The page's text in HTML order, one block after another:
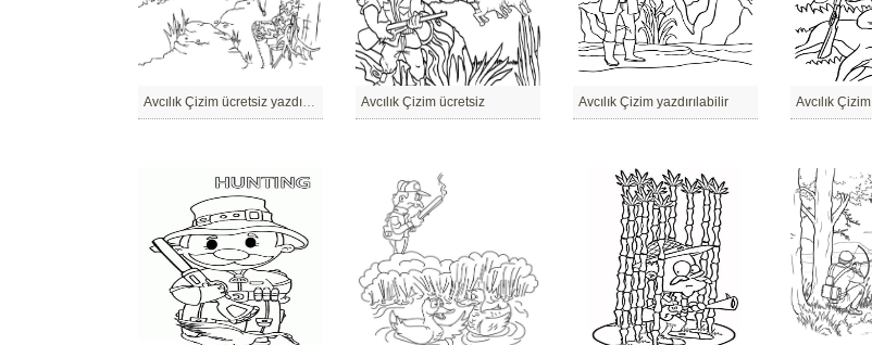
Avcılık Çizim ücretsiz yazdırılabilir Avcılık Çizim ücretsiz Avcılık Çizim yazdırılabilir Avcılık Çizim